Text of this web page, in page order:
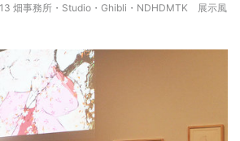
畑事務所・Studio・Ghibli・NDHDMTK 展示風